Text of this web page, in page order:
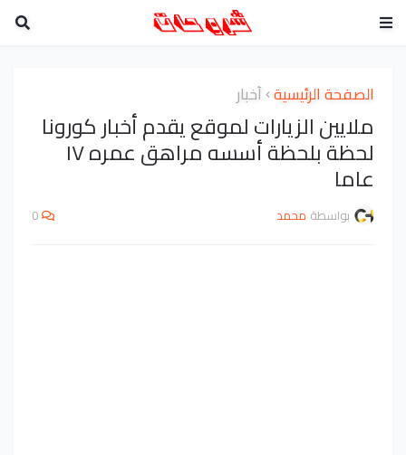
الصفحة الرئيسية أخبار
ملايين الزيارات لموقع يقدم أخبار كورونا
لحظة بلحظة أسسه مراهق عمره ١٧
عاما
بواسطة محمد 0